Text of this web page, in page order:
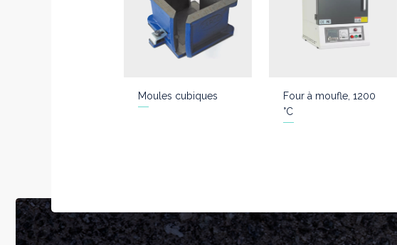
Moules cubiques
Four à moufle, 1200
°C